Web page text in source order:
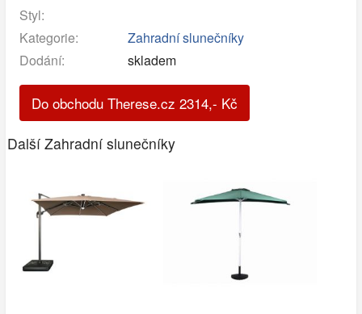
Styl:
Kategorie:
Zahradní slunečníky
Dodání:
skladem
Do obchodu Therese.cz 2314,- Kč
Další Zahradní slunečníky